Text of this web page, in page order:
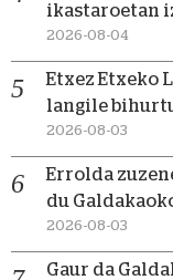
ikastaroetan
2026-08-04
Etxez Etxeko
langile
2026-08-03
Errolda
du
2026-08-03
Gaur da